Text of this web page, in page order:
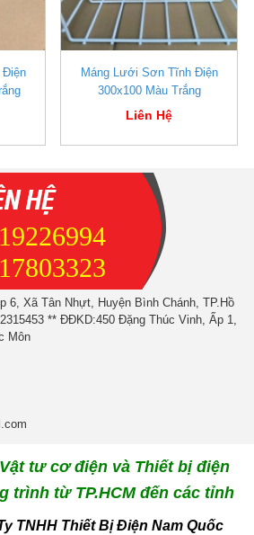
Điện
Máng Lưới Sơn Tĩnh Điện
300x100 Màu Trắng
Liên Hệ
6, Xã Tân Nhựt, Huyện Bình Chánh, TP.Hồ
** ĐĐKD:450 Đặng Thúc Vinh, Ấp 1,
Môn
tư cơ điện và Thiết bị điện
trình từ TP.HCM đến các tỉnh
TNHH Thiết Bị Điện Nam Quốc